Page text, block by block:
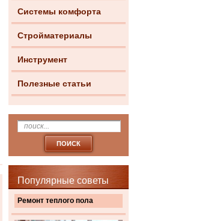
Системы комфорта
Стройматериалы
Инструмент
Полезные статьи
Популярные советы
Ремонт теплого пола